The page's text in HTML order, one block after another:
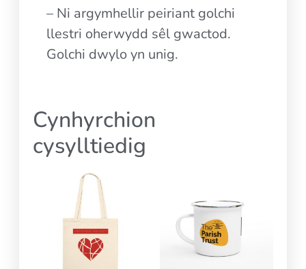
– Ni argymhellir peiriant golchi
llestri oherwydd sêl gwactod.
Golchi dwylo yn unig.
Cynhyrchion
cysylltiedig